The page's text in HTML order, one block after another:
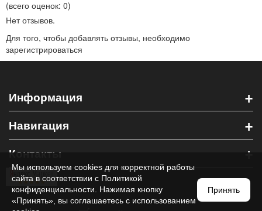
(всего оценок: 0)
Нет отзывов.
Для того, чтобы добавлять отзывы, необходимо
зарегистрироваться
Информация +
Навигация +
Контакты +
Мы используем cookies для корректной работы
сайта в соответствии с Политикой
конфиденциальности . Нажимая кнопку
«Принять», вы соглашаетесь с использованием
Принять